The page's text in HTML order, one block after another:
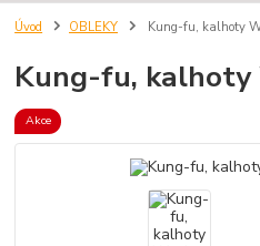
Úvod OBLEKY Kung-fu, kalhoty
Kung-fu, kalhoty
Akce